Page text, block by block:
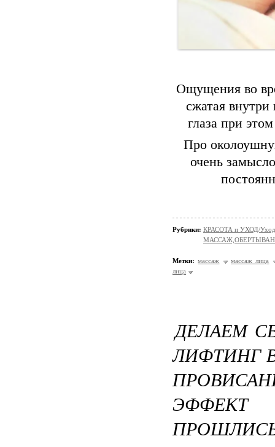
Ощущения во
сжатая
глаза при
Про
очень
Рубрики: КРАСОТА и УХОД/Уход
Метки: массаж
массаж лица
лица
ДЕЛАЕМ
ЛИФТИНГ